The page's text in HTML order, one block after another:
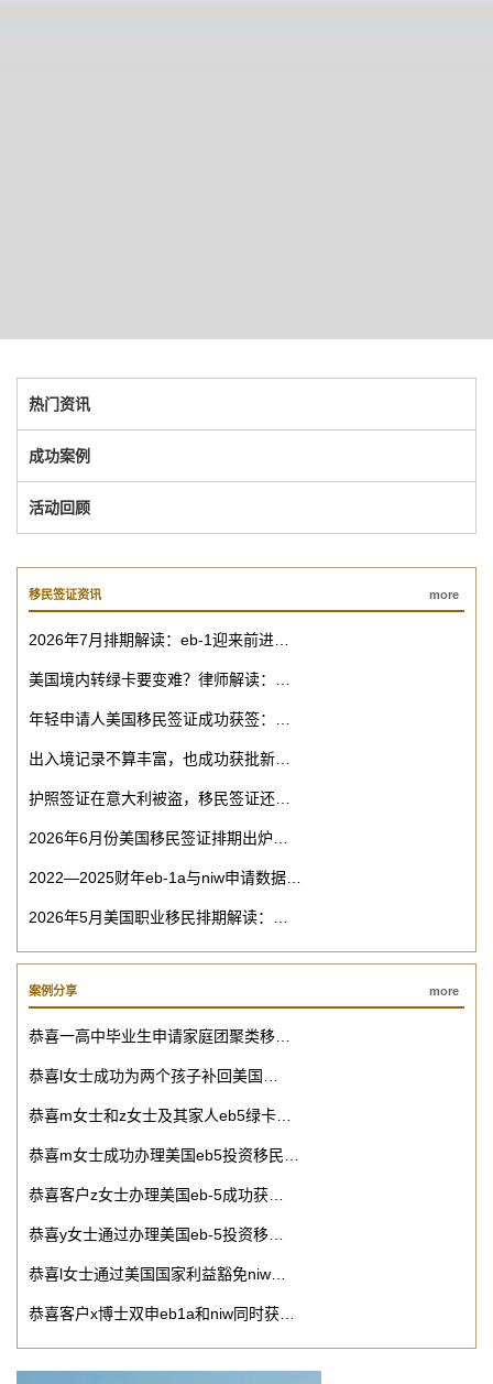
热门资讯
成功案例
活动回顾
移民签证资讯 more
2026年7月排期解读：eb-1迎来前进…
美国境内转绿卡要变难？律师解读：…
年轻申请人美国移民签证成功获签：…
出入境记录不算丰富，也成功获批新…
护照签证在意大利被盗，移民签证还…
2026年6月份美国移民签证排期出炉…
2022—2025财年eb-1a与niw申请数据…
2026年5月美国职业移民排期解读：…
案例分享 more
恭喜一高中毕业生申请家庭团聚类移…
恭喜l女士成功为两个孩子补回美国…
恭喜m女士和z女士及其家人eb5绿卡…
恭喜m女士成功办理美国eb5投资移民…
恭喜客户z女士办理美国eb-5成功获…
恭喜y女士通过办理美国eb-5投资移…
恭喜l女士通过美国国家利益豁免niw…
恭喜客户x博士双申eb1a和niw同时获…